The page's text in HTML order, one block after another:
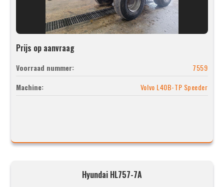
Prijs op aanvraag
Voorraad nummer:
7559
Machine:
Volvo L40B-TP Speeder
Hyundai HL757-7A